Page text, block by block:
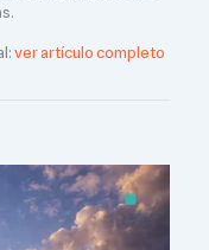
ver artículo completo